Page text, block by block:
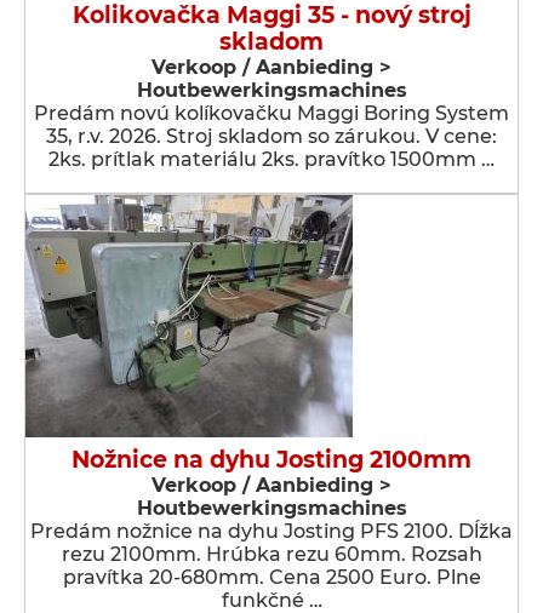
Kolikovačka Maggi 35 - nový stroj
skladom
Verkoop / Aanbieding >
Houtbewerkingsmachines
Predám novú kolíkovačku Maggi Boring System
35, r.v. 2026. Stroj skladom so zárukou. V cene:
2ks. prítlak materiálu 2ks. pravítko 1500mm …
Nožnice na dyhu Josting 2100mm
Verkoop / Aanbieding >
Houtbewerkingsmachines
Predám nožnice na dyhu Josting PFS 2100. Dĺžka
rezu 2100mm. Hrúbka rezu 60mm. Rozsah
pravítka 20-680mm. Cena 2500 Euro. Plne
funkčné …